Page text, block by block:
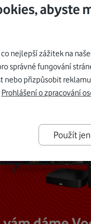
by
abyste
nejlepší zážitek na
správné fungování
nebo přizpůsobit
Prohlášení o zpracování
Použít